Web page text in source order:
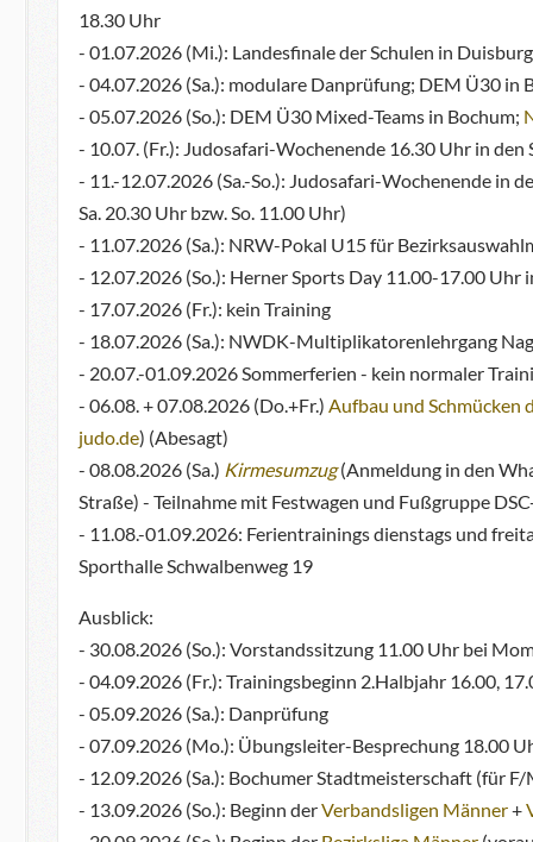
18.30 Uhr
- 01.07.2026 (Mi.): Landesfinale der Schulen in Duisburg
- 04.07.2026 (Sa.): modulare Danprüfung; DEM Ü30 in
- 05.07.2026 (So.): DEM Ü30 Mixed-Teams in Bochum;
- 10.07. (Fr.): Judosafari-Wochenende 16.30 Uhr in
- 11.-12.07.2026 (Sa.-So.): Judosafari-Wochenende in
Sa. 20.30 Uhr bzw. So. 11.00 Uhr)
- 11.07.2026 (Sa.): NRW-Pokal U15 für
- 12.07.2026 (So.): Herner Sports Day 11.00-17.00 Uhr
- 17.07.2026 (Fr.): kein Training
- 18.07.2026 (Sa.): NWDK-Multiplikatorenlehrgang
- 20.07.-01.09.2026 Sommerferien - kein normaler
- 06.08. + 07.08.2026 (Do.+Fr.) Aufbau und Schmücken
judo.de) (Abesagt)
- 08.08.2026 (Sa.) Kirmesumzug(Anmeldung in den
Straße) - Teilnahme mit Festwagen und Fußgruppe
- 11.08.-01.09.2026: Ferientrainings dienstags und
Sporthalle Schwalbenweg 19
Ausblick:
- 30.08.2026 (So.): Vorstandssitzung 11.00 Uhr bei
- 04.09.2026 (Fr.): Trainingsbeginn 2.Halbjahr 16.00,
- 05.09.2026 (Sa.): Danprüfung
- 07.09.2026 (Mo.): Übungsleiter-Besprechung 18.00
- 12.09.2026 (Sa.): Bochumer Stadtmeisterschaft (für
- 13.09.2026 (So.): Beginn derVerbandsligen Männer+